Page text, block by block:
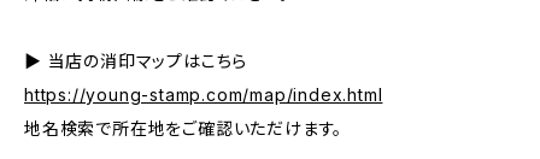
▶ 当店の消印マップはこちら
https://young-stamp.com/map/index.html
地名検索で所在地をご確認いただけます。